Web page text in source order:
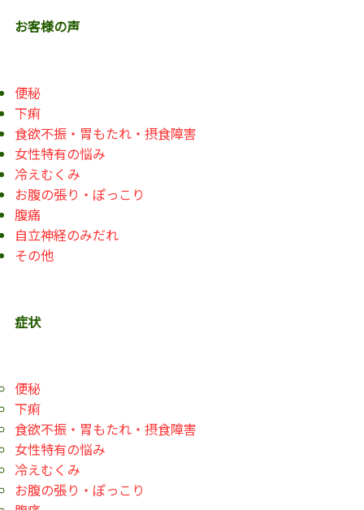
お客様の声
便秘
下痢
食欲不振・胃もたれ・摂食障害
女性特有の悩み
冷えむくみ
お腹の張り・ぽっこり
腹痛
自立神経のみだれ
その他
症状
便秘
下痢
食欲不振・胃もたれ・摂食障害
女性特有の悩み
冷えむくみ
お腹の張り・ぽっこり